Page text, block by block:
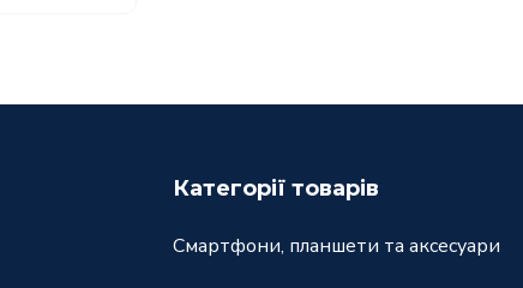
Категорії товарів
Смартфони, планшети та аксесуари